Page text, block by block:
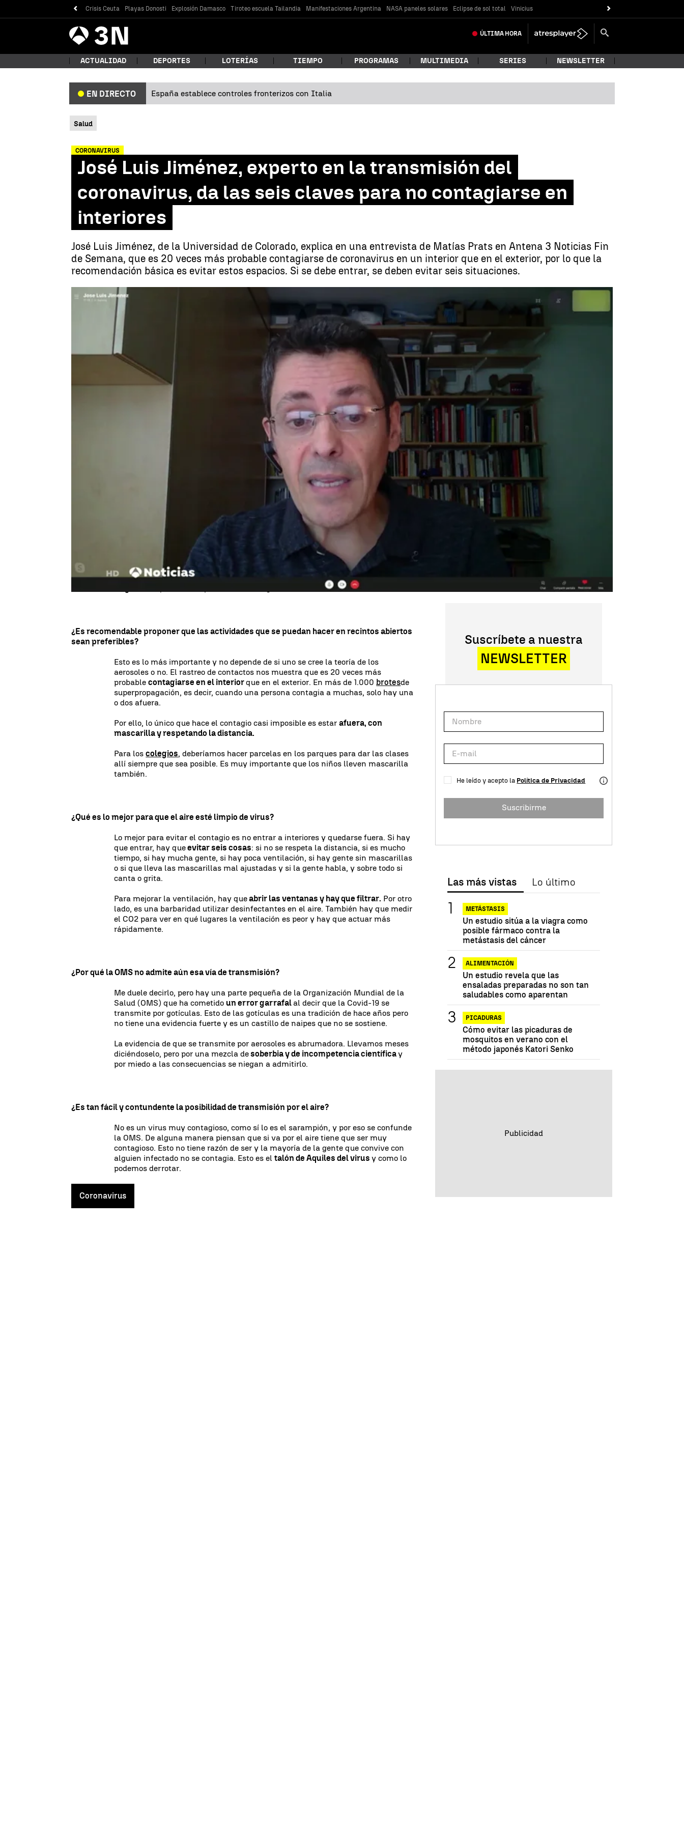
Crisis Ceuta Playas Donosti Explosión Damasco Tiroteo escuela Tailandia Manifestaciones Argentina NASA paneles solares Eclipse de sol total Vinicius
Antena
3 Noticias ÚLTIMA HORA
ACTUALIDAD DEPORTES LOTERÍAS TIEMPO PROGRAMAS MULTIMEDIA SERIES NEWSLETTER
EN DIRECTO España establece controles fronterizos con Italia
Salud
CORONAVIRUS
José Luis Jiménez, experto en la transmisión del
coronavirus, da las seis claves para no contagiarse en
interiores
José Luis Jiménez, de la Universidad de Colorado, explica en una entrevista de Matías Prats en Antena 3 Noticias Fin
de Semana, que es 20 veces más probable contagiarse de coronavirus en un interior que en el exterior, por lo que la
recomendación básica es evitar estos espacios. Si se debe entrar, se deben evitar seis situaciones.
24 de agosto de 2020, 10:50
23 de agosto de 2020, 22:03
WhatsappFacebook
X Linkedin
Admitir que la ciencia establece que la propagación por aerosoles puede ser útil
para combatir la transmisión del coronavirus, como explica
José Luis Jiménez,
de la Universidad de Colorado y autor de un prestigioso estudio sobre ese asunto.
Responde en directo a las preguntas de Matías Prats en Antena 3 Noticias Fin de
Ya son varios los trabajos científicos que aseguran que una parte importante de
contagios de coronavirus se produce por aerosoles, es decir, cuando
se mezcla con gotas en el aire
. Esta transmisión puede flotar endistancias más
de lo que se creía y causar el contagio si son inhaladas.
¿Es recomendable proponer que las actividades que se puedan hacer en recintos abiertos
sean preferibles?
Esto es lo más importante y no depende de si uno se cree la teoría de los
aerosoles o no. El rastreo de contactos nos muestra que es 20 veces más
probablecontagiarse en el interiorque en el exterior. En más de 1.000brotesde
superpropagación, es decir, cuando una persona contagia a muchas, solo hay una
o dos afuera.
Por ello, lo único que hace el contagio casi imposible es estarafuera, con
mascarilla y respetando la distancia.
Para loscolegios, deberíamos hacer parcelas en los parques para dar las clases
allí siempre que sea posible. Es muy importante que los niños lleven mascarilla
también.
¿Qué es lo mejor para que el aire esté limpio de virus?
Lo mejor para evitar el contagio es no entrar a interiores y quedarse fuera. Si hay
que entrar, hay queevitar seis cosas: si no se respeta la distancia, si es mucho
tiempo, si hay mucha gente, si hay poca ventilación, si hay gente sin mascarillas
o si que lleva las mascarillas mal ajustadas y si la gente habla, y sobre todo si
canta o grita.
Para mejorar la ventilación, hay queabrir las ventanas y hay que filtrar. Por otro
lado, es una barbaridad utilizar desinfectantes en el aire. También hay que medir
el CO2 para ver en qué lugares la ventilación es peor y hay que actuar más
rápidamente.
¿Por qué la OMS no admite aún esa vía de transmisión?
Me duele decirlo, pero hay una parte pequeña de la Organización Mundial de la
Salud (OMS) que ha cometido un error garrafal al decir que la Covid-19 se
transmite por gotículas. Esto de las gotículas es una tradición de hace años pero
no tiene una evidencia fuerte y es un castillo de naipes que no se sostiene.
La evidencia de que se transmite por aerosoles es abrumadora. Llevamos meses
diciéndoselo, pero por una mezcla desoberbia y de incompetencia científicay
por miedo a las consecuencias se niegan a admitirlo.
¿Es tan fácil y contundente la posibilidad de transmisión por el aire?
No es un virus muy contagioso, como sí lo es el sarampión, y por eso se confunde
la OMS. De alguna manera piensan que si va por el aire tiene que ser muy
contagioso. Esto no tiene razón de ser y la mayoría de la gente que convive con
alguien infectado no se contagia. Esto es eltalón de Aquiles del virusy como lo
podemos derrotar.
Coronavirus
Suscríbete a nuestra
NEWSLETTER
He leído y acepto la Política de Privacidad
Suscribirme
Las más vistas Lo último
METÁSTASIS
Un estudio sitúa a la viagra como
posible fármaco contra la
metástasis del cáncer
ALIMENTACIÓN
Un estudio revela que las
ensaladas preparadas no son tan
saludables como aparentan
PICADURAS
Cómo evitar las picaduras de
mosquitos en verano con el
método japonés Katori Senko